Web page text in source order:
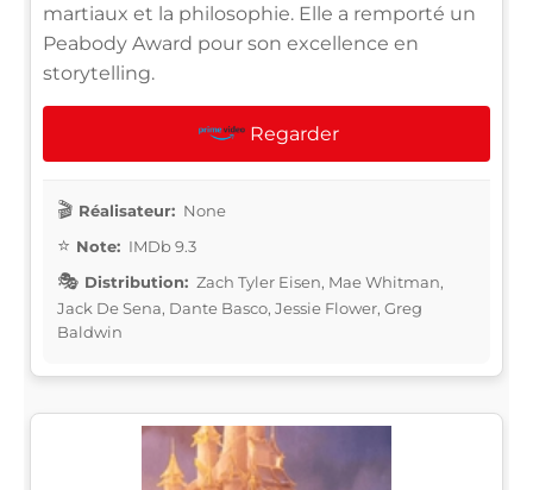
martiaux et la philosophie. Elle a remporté un
Peabody Award pour son excellence en
storytelling.
Regarder
Réalisateur: None
Note: IMDb 9.3
Distribution: Zach Tyler Eisen, Mae Whitman,
Jack De Sena, Dante Basco, Jessie Flower, Greg
Baldwin